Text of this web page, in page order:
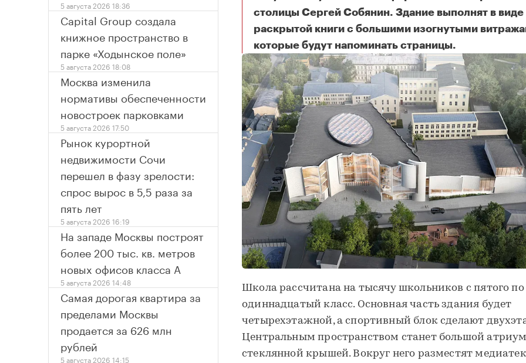
столицы Сергей Собянин. Здание выполнят в виде
раскрытой книги с большими изогнутыми
которые будут напоминать страницы.
В Басманном районе построят школу в виде раскрытой книги
Школа рассчитана на тысячу школьников с пятого по
одиннадцатый класс. Основная часть здания будет
четырехэтажной, а спортивный блок сделают
Центральным пространством станет большой
стеклянной крышей. Вокруг него разместят
5 августа 2026 18:36
Capital Group создала
книжное пространство в
парке «Ходынское поле»
5 августа 2026 18:08
Москва изменила
нормативы обеспеченности
новостроек парковками
5 августа 2026 17:50
Рынок курортной
недвижимости Сочи
перешел в фазу зрелости:
спрос вырос в 5,5 раза за
пять лет
5 августа 2026 16:19
На западе Москвы построят
более 200 тыс. кв. метров
новых офисов класса А
5 августа 2026 14:48
Самая дорогая квартира за
пределами Москвы
продается за 626 млн
рублей
5 августа 2026 14:15